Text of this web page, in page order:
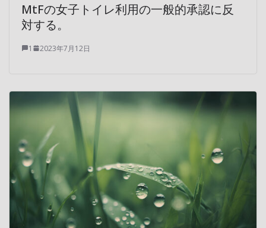
MtFの女子トイレ利用の一般的承認に反
対する。
1 2023年7月12日